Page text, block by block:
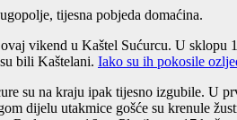
tijesna pobjeda domaćina.
vikend u Kaštel Sućurcu. U
bili Kaštelani. Iako su ih pokosile
su na kraju ipak tijesno izgubile. U
dijelu utakmice gošće su krenule